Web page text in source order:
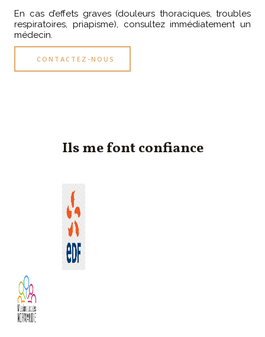
En cas d’effets graves (douleurs thoraciques, troubles
respiratoires, priapisme), consultez immédiatement un
médecin.
CONTACTEZ-NOUS
Ils me font confiance